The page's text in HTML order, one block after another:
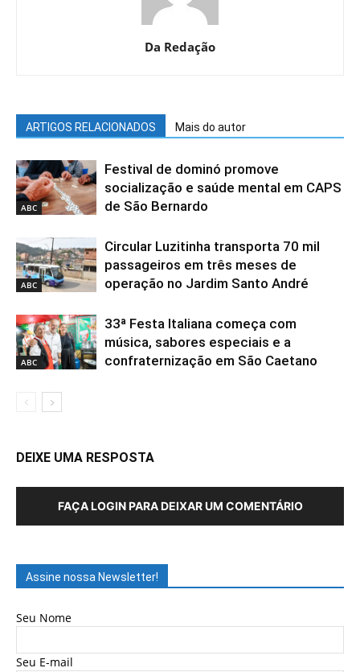
Da Redação
ARTIGOS RELACIONADOS Mais do autor
ABC
Festival de dominó promove
socialização e saúde mental em CAPS
de São Bernardo
ABC
Circular Luzitinha transporta 70 mil
passageiros em três meses de
operação no Jardim Santo André
ABC
33ª Festa Italiana começa com
música, sabores especiais e a
confraternização em São Caetano
DEIXE UMA RESPOSTA
FAÇA LOGIN PARA DEIXAR UM COMENTÁRIO
Assine nossa Newsletter!
Seu Nome
Seu E-mail